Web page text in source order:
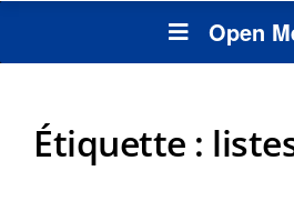
Open
Étiquette :